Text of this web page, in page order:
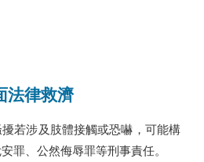
法律救濟
若涉及肢體接觸或恐嚇，可能構
罪、公然侮辱罪等刑事責任。